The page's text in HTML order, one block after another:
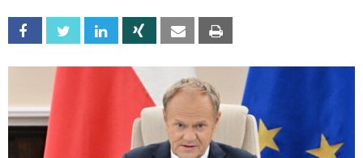
Facebook Twitter Linkedin Xing Email